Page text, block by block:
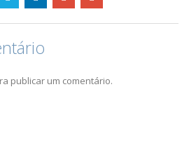
publicar um comentário.